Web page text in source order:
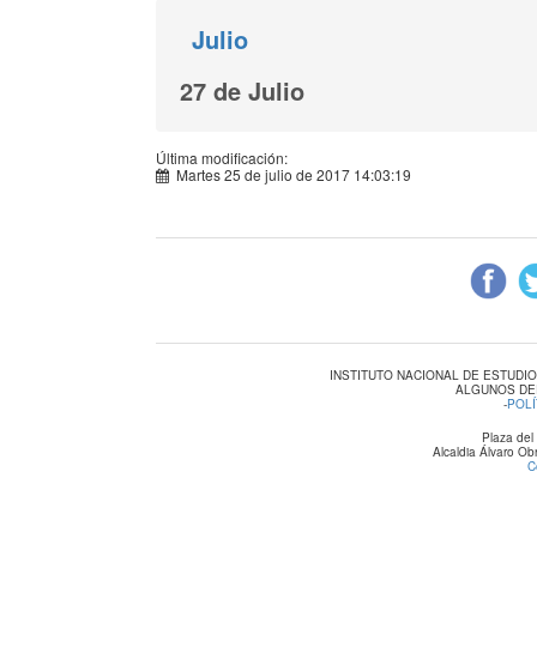
Julio
27 de Julio
Última modificación:
Martes 25 de julio de 2017 14:03:19
INSTITUTO NACIONAL DE
ALGUNOS
-
Plaza
Alcaldia Álvaro